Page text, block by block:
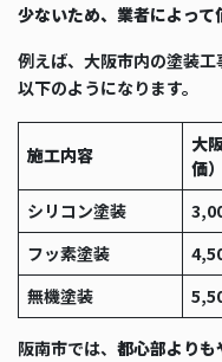
少ないため、業者によって
例えば、大阪市内の塗装工
以下のようになります。
施工内容
大
価）
シリコン塗装
フッ素塗装
無機塗装
阪南市では、 都心部より